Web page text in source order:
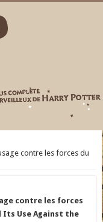
contre les forces du
contre les forces
Its Use Against the